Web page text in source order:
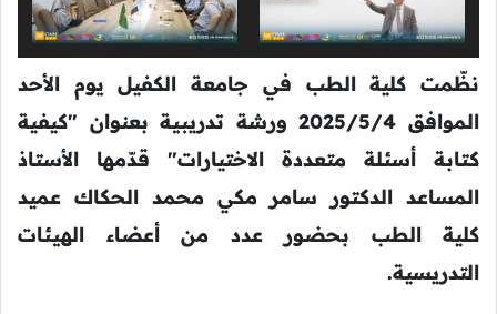
نظّمت كلية الطب في جامعة الكفيل يوم الأحد
الموافق 2025/5/4 ورشة تدريبية بعنوان "كيفية
كتابة أسئلة متعددة الاختيارات" قدّمها الأستاذ
المساعد الدكتور سامر مكي محمد الحكاك عميد
كلية الطب بحضور عدد من أعضاء الهيئات
التدريسية.